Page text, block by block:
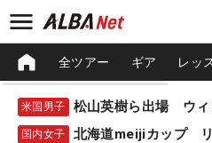
全ツアー ギア レッ
米国男子
国内女子 北海道meijiカップ